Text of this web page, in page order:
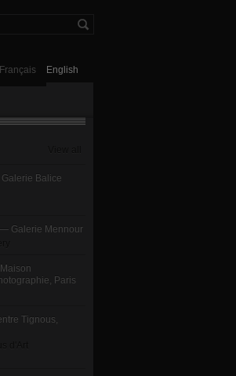
Français English
View all
Balice
Galerie Mennour
Paris
Tignous,
d'Art